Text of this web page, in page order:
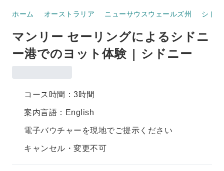
ホーム オーストラリア ニューサウスウェールズ州 シド
マンリー セーリングによるシドニ
ー港でのヨット体験 | シドニー
コース時間：3時間
案内言語：English
電子バウチャーを現地でご提示ください
キャンセル・変更不可